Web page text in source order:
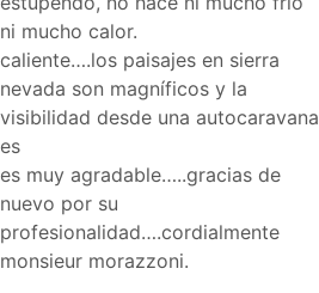
ni mucho calor.
caliente….los paisajes en sierra
nevada son magníficos y la
visibilidad desde una autocaravana
es
es muy agradable…..gracias de
nuevo por su
profesionalidad….cordialmente
monsieur morazzoni.